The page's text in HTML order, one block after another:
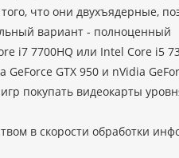
что они двухъядерные,
вариант - полноценный
i7 7700HQ или Intel Core i5
GTX 950 и nVidia
покупать видеокарты
в скорости обработки